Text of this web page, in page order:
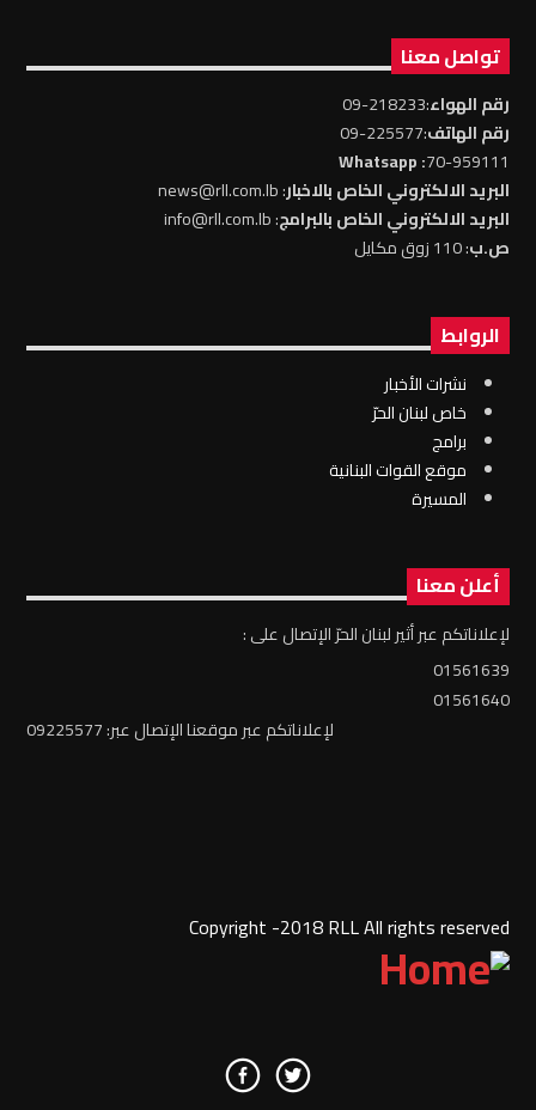
تواصل معنا
رقم الهواء:218233-09
رقم الهاتف:225577-09
70-959111
: Whatsapp
البريد الالكتروني الخاص بالاخبار: news@rll.com.lb
البريد الالكتروني الخاص بالبرامج: info@rll.com.lb
ص.ب: 110 زوق مكايل
الروابط
نشرات الأخبار
خاص لبنان الحرّ
برامج
موقع القوات البنانية
المسيرة
أعلن معنا
لإعلاناتكم عبر أثير لبنان الحرّ الإتصال على :
01561639
01561640
لإعلاناتكم عبر موقعنا الإتصال عبر: 09225577
Copyright -2018 RLL All rights reserved